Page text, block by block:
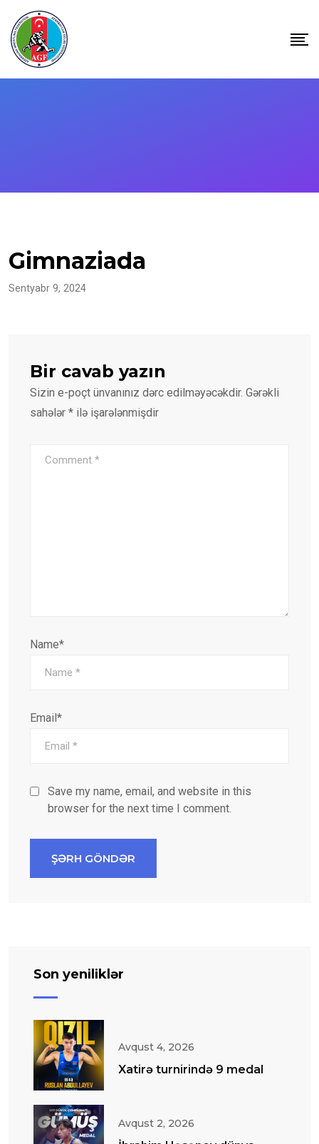
content
Gimnaziada
Sentyabr 9, 2024
Bir cavab yazın
Sizin e-poçt ünvanınız dərc edilməyəcəkdir. Gərəkli
sahələr * ilə işarələnmişdir
Name*
Email*
Save my name, email, and website in this
browser for the next time I comment.
Son yeniliklər
Avqust 4, 2026
Xatirə turnirində 9 medal
Avqust 2, 2026